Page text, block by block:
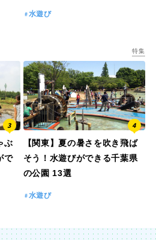
水遊び
ぶ
で
特集
【関東】夏の暑さを吹き飛ば
そう！水遊びができる千葉県
の公園 13選
水遊び